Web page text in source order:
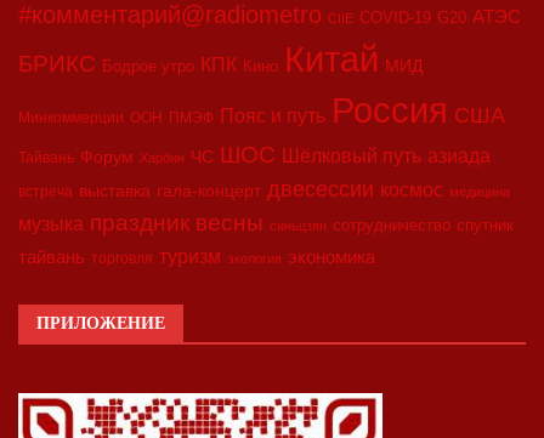
#комментарий@radiometro CIIE COVID-19 G20 АТЭС
БРИКС Бодрое утро КПК Кино Китай МИД
Минкоммерции ООН ПМЭФ Пояс и путь Россия США
Тайвань Форум Харбин ЧС ШОС Шёлковый путь азиада
встреча выставка гала-концерт двесессии космос медицина
музыка праздник весны синьцзян сотрудничество спутник
тайвань торговля туризм экология экономика
ПРИЛОЖЕНИЕ